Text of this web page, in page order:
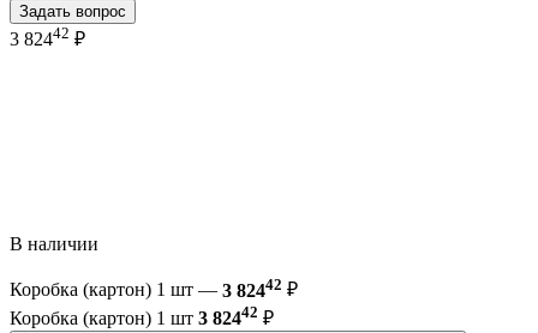
Задать вопрос
3 82442 ₽
В наличии
Коробка (картон) 1 шт — 3 82442 ₽
Коробка (картон) 1 шт 3 82442 ₽